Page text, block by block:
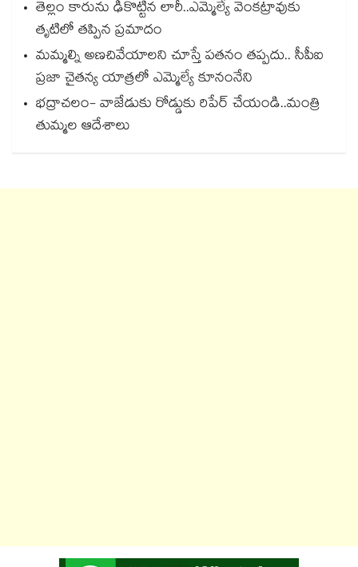
తెల్లం కారును ఢీకొట్టిన లారీ..ఎమ్మెల్యే వెంకట్రావుకు
తృటిలో తప్పిన ప్రమాదం
మమ్మల్ని అణచివేయాలని చూస్తే పతనం తప్పదు.. సీపీఐ
ప్రజా చైతన్య యాత్రలో ఎమ్మెల్యే కూనంనేని
భద్రాచలం- వాజేడుకు రోడ్డుకు రిపేర్ చేయండి..మంత్రి
తుమ్మల ఆదేశాలు